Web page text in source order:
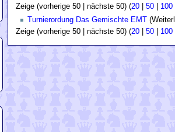
Zeige (vorherige 50 | nächste 50) (20| 50| 100
Turnierordung Das Gemischte EMT
Zeige (vorherige 50 | nächste 50) (20| 50| 100